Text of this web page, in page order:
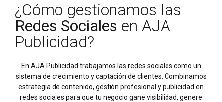
¿Cómo gestionamos las
Redes Sociales en AJA
Publicidad?
En AJA Publicidad trabajamos las redes sociales como un
sistema de crecimiento y captación de clientes. Combinamos
estrategia de contenido, gestión profesional y publicidad en
redes sociales para que tu negocio gane visibilidad, genere